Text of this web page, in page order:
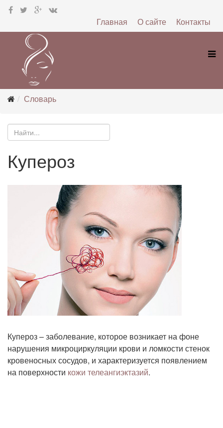
Контакты
О сайте
Главная
Словарь
Купероз
Купероз – заболевание, которое возникает на фоне
нарушения микроциркуляции крови и ломкости стенок
кровеносных сосудов, и характеризуется появлением
на поверхности кожи телеангиэктазий.